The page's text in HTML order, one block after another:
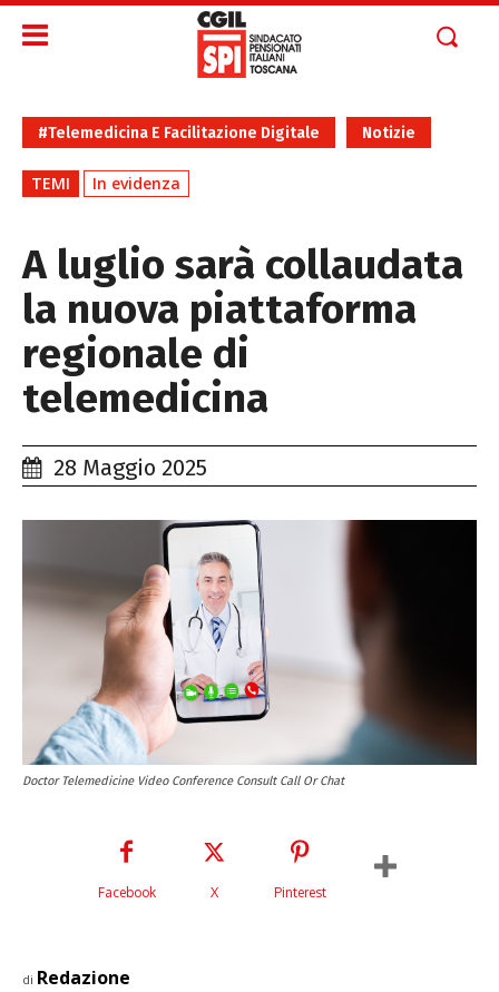
#Telemedicina E Facilitazione Digitale Notizie
TEMI In evidenza
A luglio sarà collaudata
la nuova piattaforma
regionale di
telemedicina
28 Maggio 2025
Doctor Telemedicine Video Conference Consult Call Or Chat
Facebook X Pinterest
di Redazione